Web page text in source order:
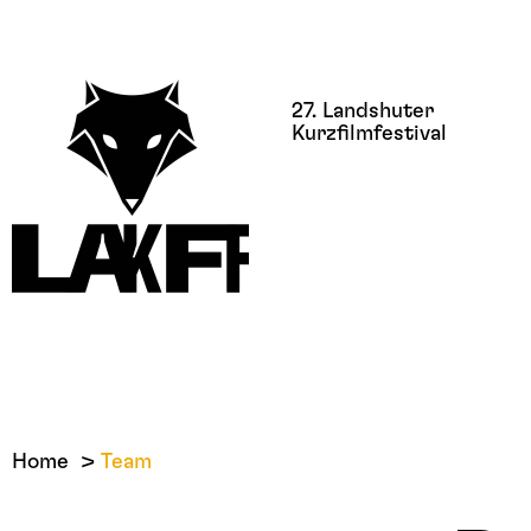
27. Landshuter
Kurzfilmfestival
Home Team